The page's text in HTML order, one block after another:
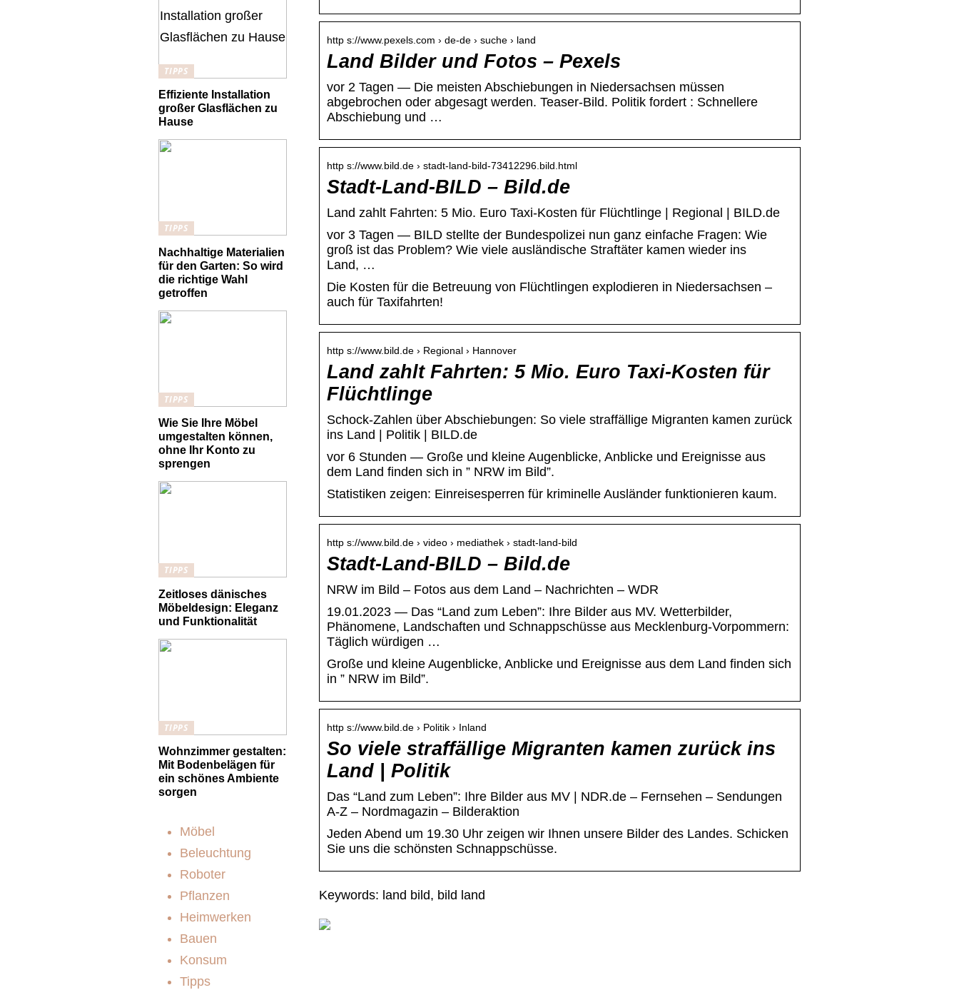
http s://www.pexels.com › de-de › suche › land
Land Bilder und Fotos – Pexels
vor 2 Tagen — Die meisten Abschiebungen in Niedersachsen müssen
abgebrochen oder abgesagt werden. Teaser-Bild. Politik fordert : Schnellere
Abschiebung und …
http s://www.bild.de › stadt-land-bild-73412296.bild.html
Stadt-Land-BILD – Bild.de
Land zahlt Fahrten: 5 Mio. Euro Taxi-Kosten für Flüchtlinge | Regional | BILD.de
vor 3 Tagen — BILD stellte der Bundespolizei nun ganz einfache Fragen: Wie
groß ist das Problem? Wie viele ausländische Straftäter kamen wieder ins
Land, …
Die Kosten für die Betreuung von Flüchtlingen explodieren in Niedersachsen –
auch für Taxifahrten!
http s://www.bild.de › Regional › Hannover
Land zahlt Fahrten: 5 Mio. Euro Taxi-Kosten für
Flüchtlinge
Schock-Zahlen über Abschiebungen: So viele straffällige Migranten kamen zurück
ins Land | Politik | BILD.de
vor 6 Stunden — Große und kleine Augenblicke, Anblicke und Ereignisse aus
dem Land finden sich in ” NRW im Bild”.
Statistiken zeigen: Einreisesperren für kriminelle Ausländer funktionieren kaum.
http s://www.bild.de › video › mediathek › stadt-land-bild
Stadt-Land-BILD – Bild.de
NRW im Bild – Fotos aus dem Land – Nachrichten – WDR
19.01.2023 — Das “Land zum Leben”: Ihre Bilder aus MV. Wetterbilder,
Phänomene, Landschaften und Schnappschüsse aus Mecklenburg-Vorpommern:
Täglich würdigen …
Große und kleine Augenblicke, Anblicke und Ereignisse aus dem Land finden sich
in ” NRW im Bild”.
http s://www.bild.de › Politik › Inland
So viele straffällige Migranten kamen zurück ins
Land | Politik
Das “Land zum Leben”: Ihre Bilder aus MV | NDR.de – Fernsehen – Sendungen
A-Z – Nordmagazin – Bilderaktion
Jeden Abend um 19.30 Uhr zeigen wir Ihnen unsere Bilder des Landes. Schicken
Sie uns die schönsten Schnappschüsse.
Keywords: land bild, bild land
TIPPS
Effiziente Installation
großer Glasflächen zu
Hause
TIPPS
Nachhaltige Materialien
für den Garten: So wird
die richtige Wahl
getroffen
TIPPS
Wie Sie Ihre Möbel
umgestalten können,
ohne Ihr Konto zu
sprengen
TIPPS
Zeitloses dänisches
Möbeldesign: Eleganz
und Funktionalität
TIPPS
Wohnzimmer gestalten:
Mit Bodenbelägen für
ein schönes Ambiente
sorgen
Möbel
Beleuchtung
Roboter
Pflanzen
Heimwerken
Bauen
Konsum
Tipps